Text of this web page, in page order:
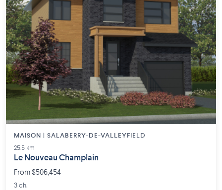
MAISON | SALABERRY-DE-VALLEYFIELD
25.5 km
Le Nouveau Champlain
From $506,454
3 ch.